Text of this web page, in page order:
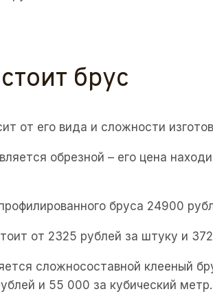
брус
от его вида и сложности
обрезной – его цена
бруса 24900
от 2325 рублей за штуку и
сложносоставной клееный
и 55 000 за кубический метр.